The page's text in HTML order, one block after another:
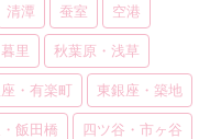
清潭 蚕室 空港
里 秋葉原・浅草
・有楽町 東銀座・築地
飯田橋 四ツ谷・市ヶ谷